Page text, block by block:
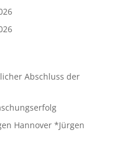
Abschluss der
Hannover *Jürgen